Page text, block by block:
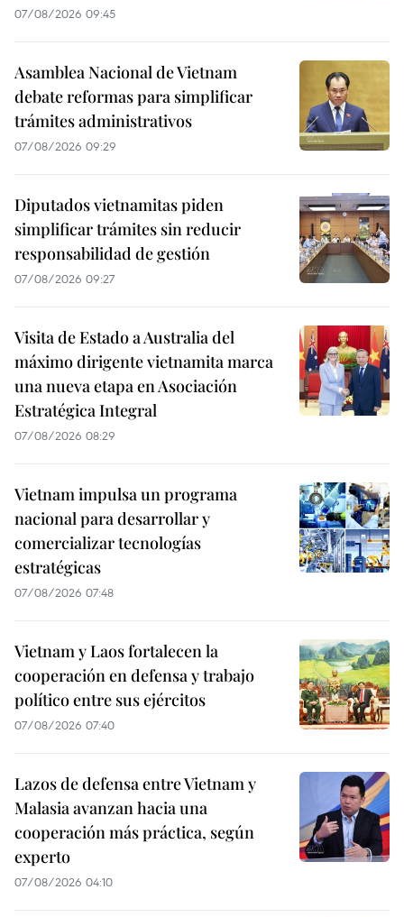
07/08/2026 09:45
Asamblea Nacional de Vietnam
debate reformas para simplificar
trámites administrativos
07/08/2026 09:29
Diputados vietnamitas piden
simplificar trámites sin reducir
responsabilidad de gestión
07/08/2026 09:27
Visita de Estado a Australia del
máximo dirigente vietnamita marca
una nueva etapa en Asociación
Estratégica Integral
07/08/2026 08:29
Vietnam impulsa un programa
nacional para desarrollar y
comercializar tecnologías
estratégicas
07/08/2026 07:48
Vietnam y Laos fortalecen la
cooperación en defensa y trabajo
político entre sus ejércitos
07/08/2026 07:40
Lazos de defensa entre Vietnam y
Malasia avanzan hacia una
cooperación más práctica, según
experto
07/08/2026 04:10